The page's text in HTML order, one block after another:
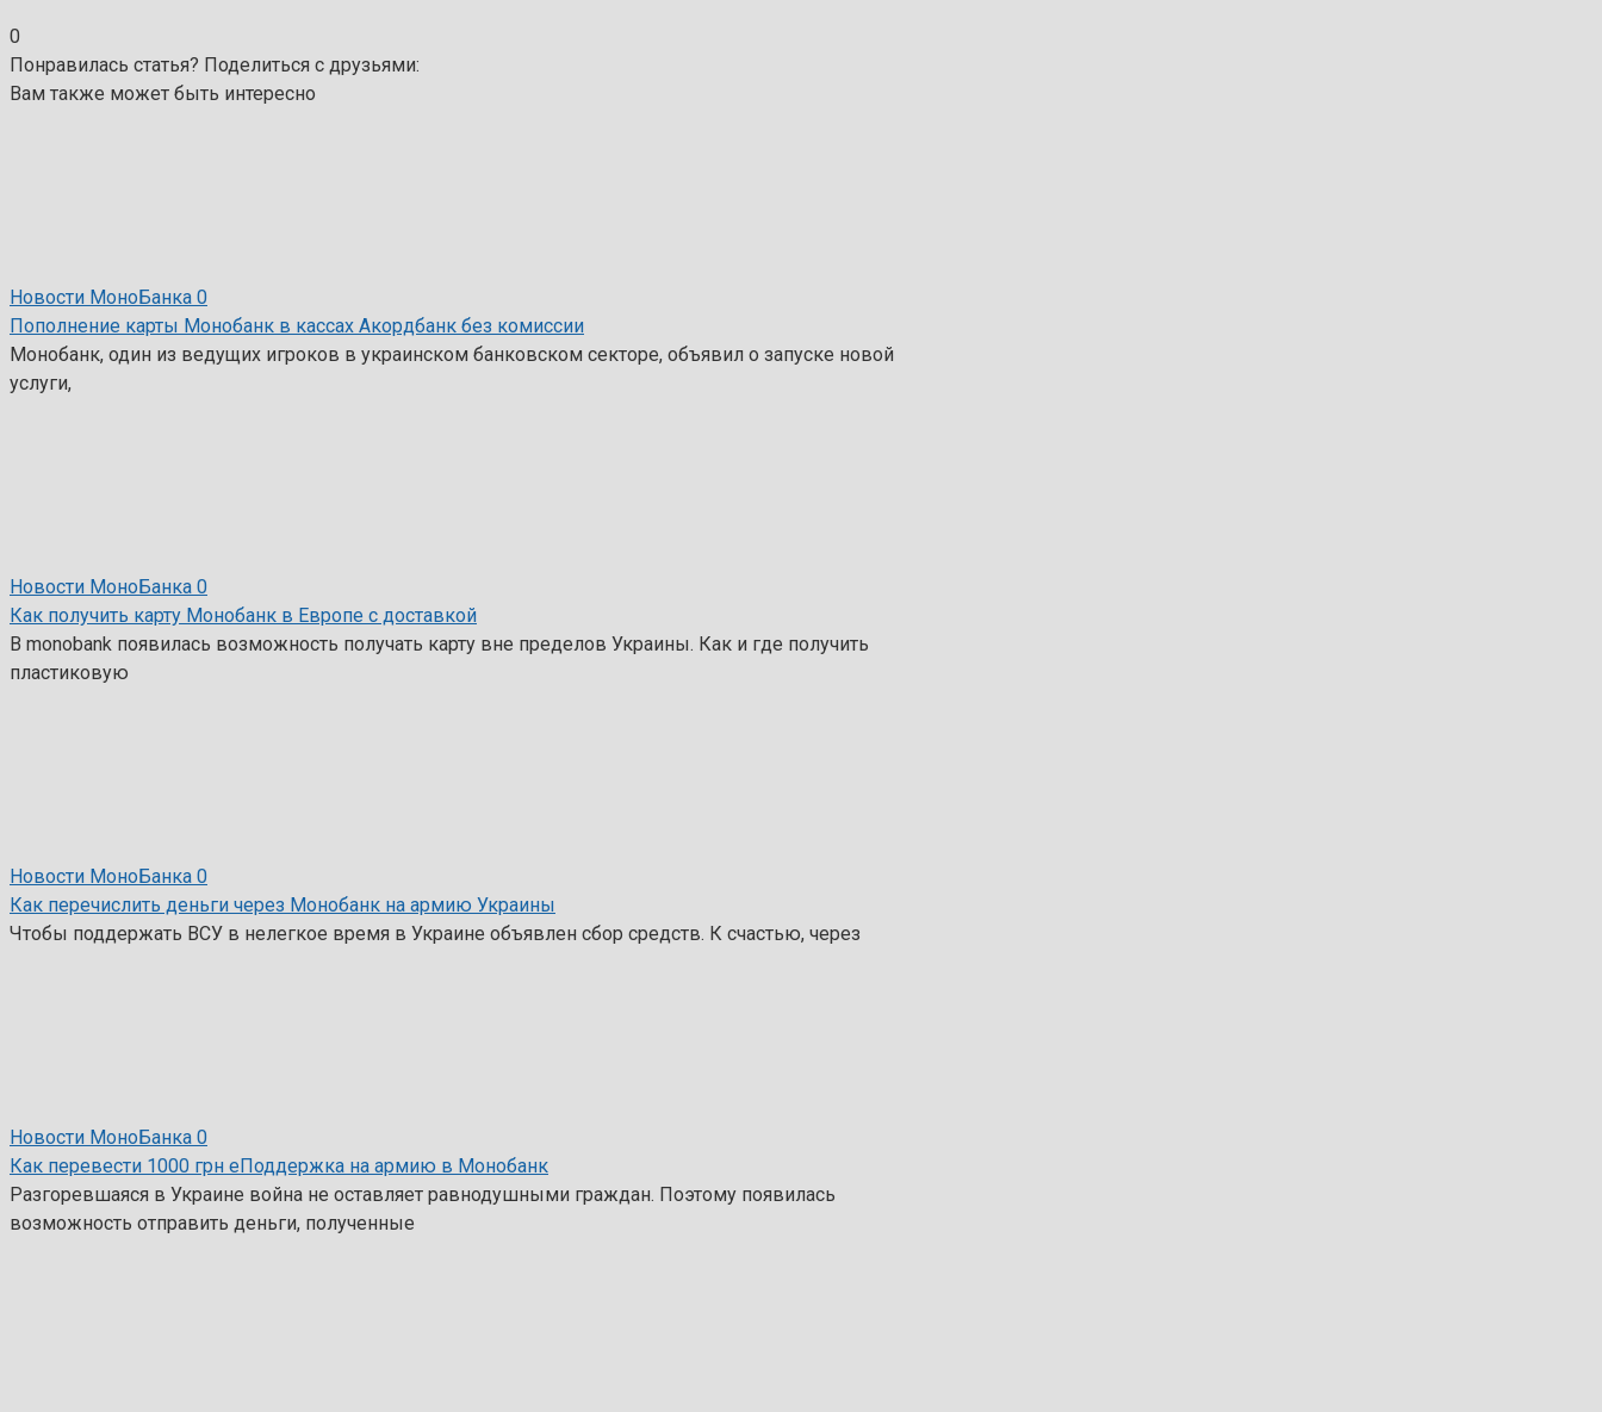
0
Понравилась статья? Поделиться с друзьями:
Вам также может быть интересно
Новости МоноБанка 0
Пополнение карты Монобанк в кассах Акордбанк без комиссии
Монобанк, один из ведущих игроков в украинском банковском секторе, объявил о запуске новой
услуги,
Новости МоноБанка 0
Как получить карту Монобанк в Европе с доставкой
В monobank появилась возможность получать карту вне пределов Украины. Как и где получить
пластиковую
Новости МоноБанка 0
Как перечислить деньги через Монобанк на армию Украины
Чтобы поддержать ВСУ в нелегкое время в Украине объявлен сбор средств. К счастью, через
Новости МоноБанка 0
Как перевести 1000 грн еПоддержка на армию в Монобанк
Разгоревшаяся в Украине война не оставляет равнодушными граждан. Поэтому появилась
возможность отправить деньги, полученные